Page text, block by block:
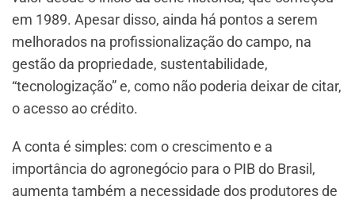
em 1989. Apesar disso, ainda há pontos a serem
melhorados na profissionalização do campo, na
gestão da propriedade, sustentabilidade,
“tecnologização” e, como não poderia deixar de citar,
o acesso ao crédito.
A conta é simples: com o crescimento e a
importância do agronegócio para o PIB do Brasil,
aumenta também a necessidade dos produtores de